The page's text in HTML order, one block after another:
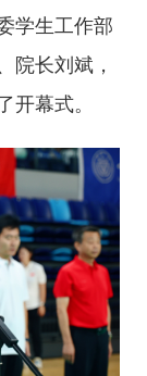
学生工作部
院长刘斌，
开幕式。